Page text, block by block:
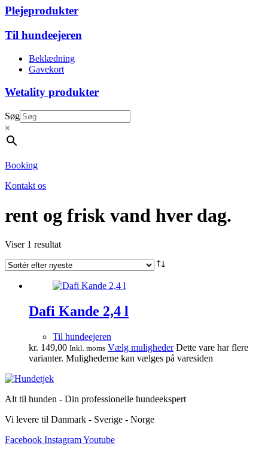
Plejeprodukter
Til hundeejeren
Beklædning
Gavekort
Wetality produkter
Søg
×
Booking
Kontakt os
rent og frisk vand hver dag.
Viser 1 resultat
Dafi Kande 2,4 l
Til hundeejeren
kr. 149,00 Inkl. moms Vælg muligheder Dette vare har flere
varianter. Mulighederne kan vælges på varesiden
Alt til hunden - Din professionelle hundeekspert
Vi levere til Danmark - Sverige - Norge
Facebook InstagramYoutube